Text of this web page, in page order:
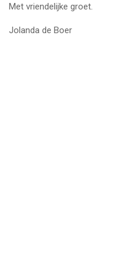
Met vriendelijke groet.
Jolanda de Boer